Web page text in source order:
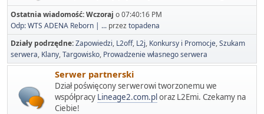
Ostatnia wiadomość:Wczoraj o 07:40:16 PM
Odp: WTS ADENA Reborn | ... przeztopadena
Działy podrzędne Zapowiedzi L2off L2j Konkursy i Promocje Szukam
serwera Klany Targowisko Prowadzenie własnego serwera
Serwer partnerski
Dział poświęcony serwerowi tworzonemu we
współpracy Lineage2.com.ploraz L2Emi. Czekamy na
Ciebie!